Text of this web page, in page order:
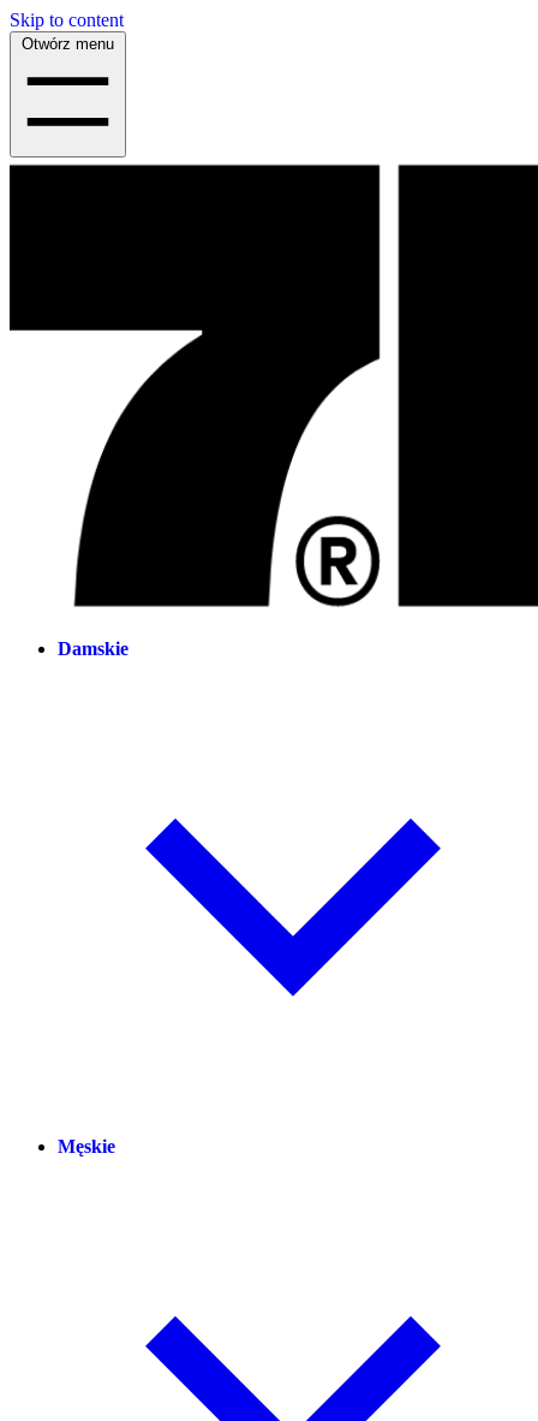
Skip to content
Otwórz menu
Damskie
Męskie